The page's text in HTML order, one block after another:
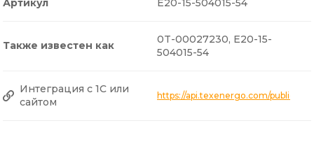
Артикул E20-15-504015-54
Также известен как
0T-00027230, Е20-15-
504015-54
Интеграция с 1С или
сайтом
https://api.texenergo.com/public/